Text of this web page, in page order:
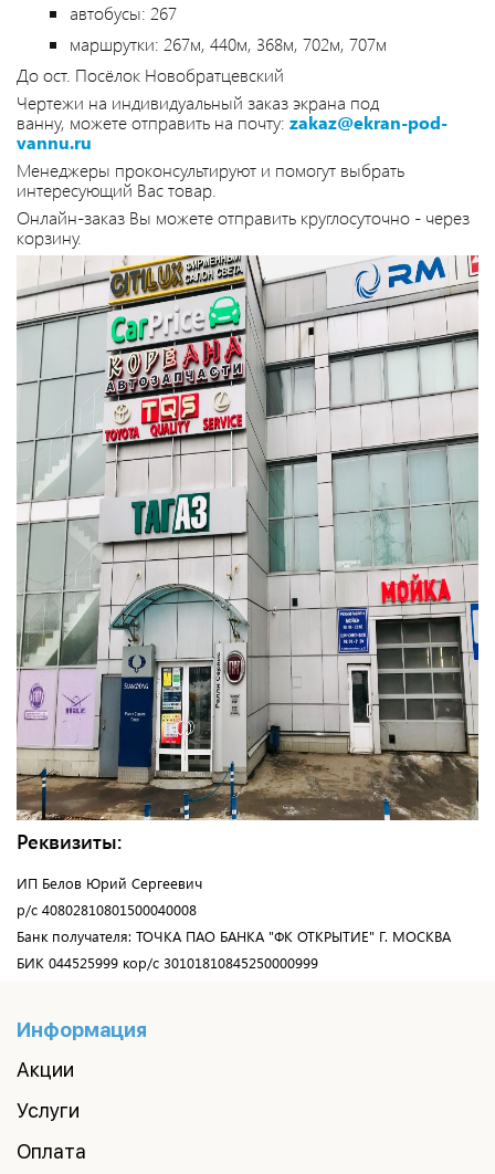
автобусы: 267
маршрутки: 267м, 440м, 368м, 702м, 707м
До ост. Посёлок Новобратцевский
Чертежи на индивидуальный заказ экрана под
ванну, можете отправить на почту: zakaz@ekran-pod-
vannu.ru
Менеджеры проконсультируют и помогут выбрать
интересующий Вас товар.
Онлайн-заказ Вы можете отправить круглосуточно - через
корзину.
Реквизиты:
ИП Белов Юрий Сергеевич
р/с 40802810801500040008
Банк получателя: ТОЧКА ПАО БАНКА "ФК ОТКРЫТИЕ" Г. МОСКВА
БИК 044525999 кор/с 30101810845250000999
Информация
Акции
Услуги
Оплата